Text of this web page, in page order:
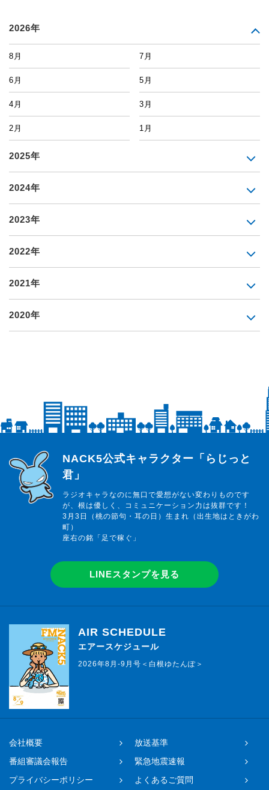
2026年
8月 7月
6月 5月
4月 3月
2月 1月
2025年
2024年
2023年
2022年
2021年
2020年
らじっと君
NACK5公式キャラクター「らじっと
君」
ラジオキャラなのに無口で愛想がない変わりものです
が、根は優しく、コミュニケーション力は抜群です！
3月3日（桃の節句・耳の日）生まれ（出生地はときがわ
町）
座右の銘「足で稼ぐ」
LINEスタンプを見る
AIR SCHEDULE
エアースケジュール
2026年8月-9月号＜白根ゆたんぽ＞
会社概要
放送基準
番組審議会報告
緊急地震速報
プライバシーポリシー
よくあるご質問